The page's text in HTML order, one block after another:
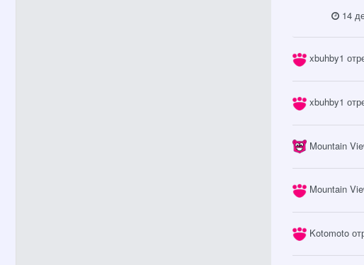
14
xbuhby1
xbuhby1
Mountain
Mountain
Kotomoto